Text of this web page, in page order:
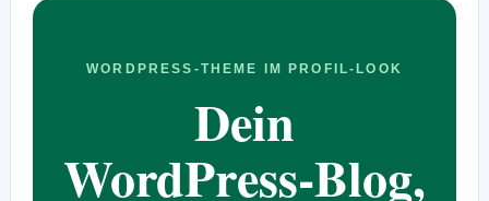
WORDPRESS-THEME IM PROFIL-LOOK
Dein
WordPress-Blog,